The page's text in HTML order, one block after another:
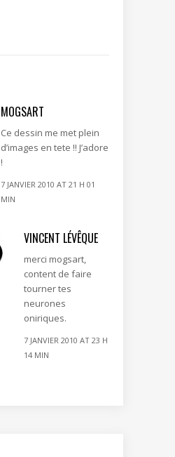
MOGSART
Ce dessin me met plein
d’images en tete !! J’adore
!
7 JANVIER 2010 AT 21 H 01
MIN
VINCENT LÉVÊQUE
merci mogsart,
content de faire
tourner tes
neurones
oniriques.
7 JANVIER 2010 AT 23 H
14 MIN